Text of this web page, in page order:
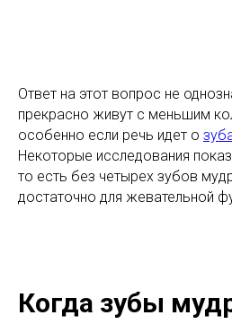
Ответ на этот вопрос не
прекрасно живут с меньшим
особенно если речь идет о
Некоторые исследования
то есть без четырех зубов
достаточно для жевательной
Когда зубы